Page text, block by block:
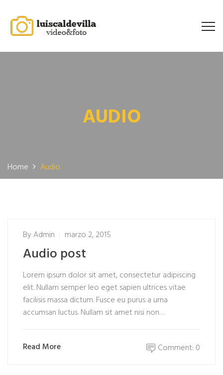
AUDIO
Home Audio
ByAdmin marzo 2, 2015
Audio post
Lorem ipsum dolor sit amet, consectetur adipiscing
elit. Nullam semper leo eget sapien ultrices vitae
facilisis massa dictum. Fusce eu purus a urna
accumsan luctus. Nullam sit amet nisi non…
Read More Comment: 0